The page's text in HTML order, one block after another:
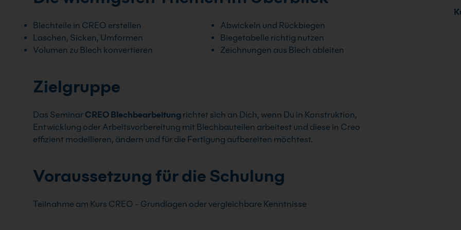
Blechteile in CREO erstellen
Laschen, Sicken, Umformen
Volumen zu Blech konvertieren
Abwickeln und Rückbiegen
Biegetabelle richtig nutzen
Zeichnungen aus Blech ableiten
Zielgruppe
Das Seminar CREO Blechbearbeitung richtet sich an Dich, wenn Du in Konstruktion,
Entwicklung oder Arbeitsvorbereitung mit Blechbauteilen arbeitest und diese in Creo
effizient modellieren, ändern und für die Fertigung aufbereiten möchtest.
Voraussetzung für die Schulung
Teilnahme am Kurs CREO - Grundlagen oder vergleichbare Kenntnisse